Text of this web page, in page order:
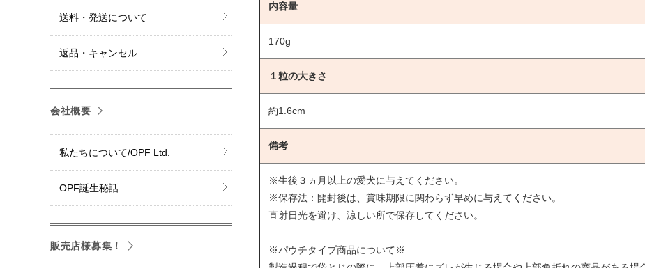
内容量
170g
１粒の大きさ
約1.6cm
備考
※生後３ヵ月以上の愛犬に与えてください。
※保存法：開封後は、賞味期限に関わらず早めに与えてください。
直射日光を避け、涼しい所で保存してください。
※パウチタイプ商品について※
送料・発送について
返品・キャンセル
会社概要
私たちについて/OPF Ltd.
OPF誕生秘話
販売店様募集！